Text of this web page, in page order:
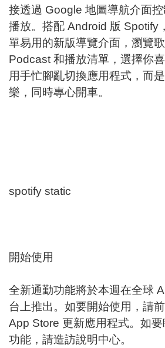
接透過 Google 地圖導航介面
播放。搭配 Android 版 Spotify
單易用的新版導覽介面，瀏覽歌
Podcast 和播放清單，選擇你
用手忙腳亂切換應用程式，而
樂，同時專心開車。
spotify static
開始使用
全新通勤功能將於本週在全球
台上推出。如要開始使用，請
App Store 更新應用程式。如
功能，請造訪說明中心。